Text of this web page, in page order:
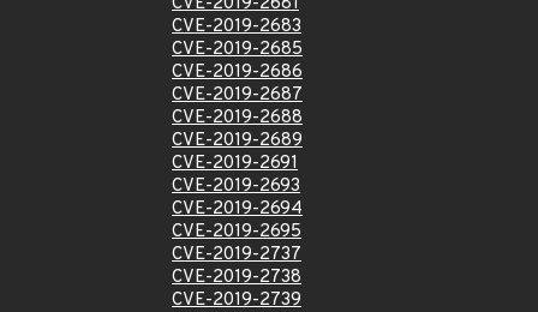
CVE-2019-2683
CVE-2019-2685
CVE-2019-2686
CVE-2019-2687
CVE-2019-2688
CVE-2019-2689
CVE-2019-2691
CVE-2019-2693
CVE-2019-2694
CVE-2019-2695
CVE-2019-2737
CVE-2019-2738
CVE-2019-2739